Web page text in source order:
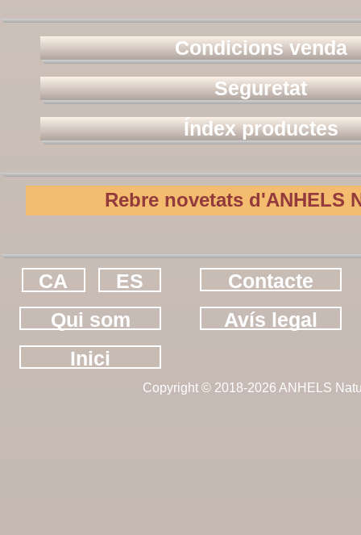
Condicions venda
Seguretat
Índex productes
Rebre novetats d'ANHELS
CA ES
Contacte
Qui som
Avís legal
Inici
Copyright © 2018-2026 ANHELS